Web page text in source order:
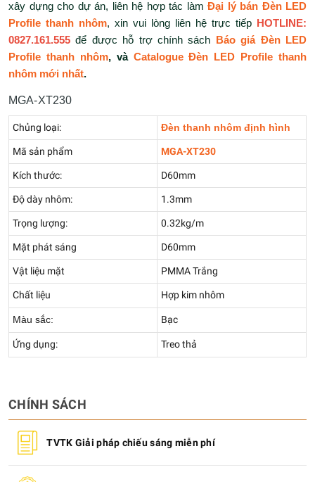
xây dựng cho dự án, liên hệ hợp tác làm Đại lý bán Đèn LED
Profile thanh nhôm, xin vui lòng liên hệ trực tiếp
HOTLINE:
0827.161.555 để được hỗ trợ chính sách
Báo giá Đèn LED
Profile thanh nhôm, và Catalogue Đèn LED Profile thanh
nhôm mới nhất.
MGA-XT230
Chủng loại: Đèn thanh nhôm định hình
Mã sản phẩm MGA-XT230
Kích thước: D60mm
Độ dày nhôm: 1.3mm
Trọng lượng: 0.32kg/m
Mặt phát sáng D60mm
Vật liệu mặt PMMA Trắng
Chất liệu Hợp kim nhôm
Màu sắc: Bạc
Ứng dụng: Treo thả
CHÍNH SÁCH
TVTK Giải pháp chiếu sáng miễn phí